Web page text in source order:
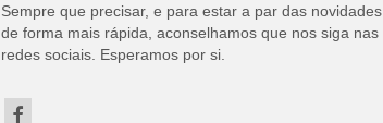
Sempre que precisar, e para estar a par das novidades
de forma mais rápida, aconselhamos que nos siga nas
redes sociais. Esperamos por si.